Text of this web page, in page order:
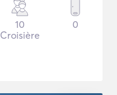
10
Croisière
0